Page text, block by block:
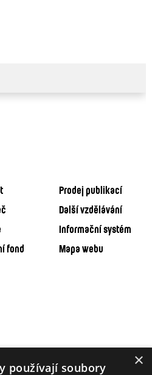
Prodej publikací
Další vzdělávání
Informační systém
fond Mapa webu
×
používají soubory